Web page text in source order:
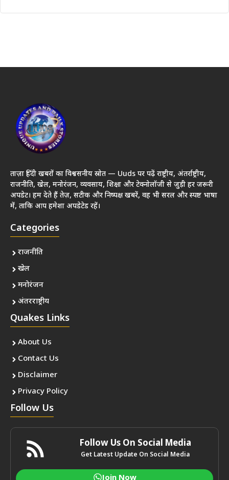
ताज़ा हिंदी खबरों का विश्वसनीय स्रोत — Uuds पर पढ़ें राष्ट्रीय, अंतर्राष्ट्रीय,
राजनीति, खेल, मनोरंजन, व्यवसाय, शिक्षा और टेक्नोलॉजी से जुड़ी हर जरूरी
अपडेट। हम देते हैं तेज़, सटीक और निष्पक्ष खबरें, वह भी सरल और स्पष्ट भाषा
में, ताकि आप हमेशा अपडेटेड रहें।
Categories
राजनीति
खेल
मनोरंजन
अंतरराष्ट्रीय
Quakes Links
About Us
Contact Us
Disclaimer
Privacy Policy
Follow Us
Follow Us On Social Media
Get Latest Update On Social Media